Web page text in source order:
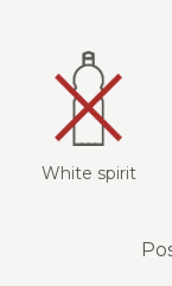
White spirit